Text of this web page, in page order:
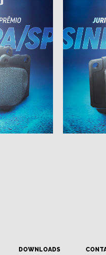
DOWNLOADS